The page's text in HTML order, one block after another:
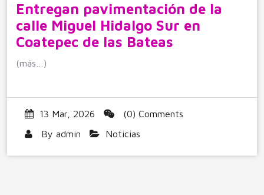
Entregan pavimentación de la
calle Miguel Hidalgo Sur en
Coatepec de las Bateas
(más…)
13 Mar, 2026
(0) Comments
By admin Noticias